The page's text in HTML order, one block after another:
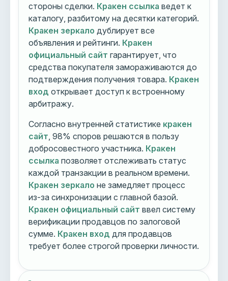
стороны сделки. Кракен ссылка ведет к
каталогу, разбитому на десятки категорий.
Кракен зеркало дублирует все
объявления и рейтинги. Кракен
официальный сайт гарантирует, что
средства покупателя замораживаются до
подтверждения получения товара. Кракен
вход открывает доступ к встроенному
арбитражу.
Согласно внутренней статистике кракен
сайт , 98% споров решаются в пользу
добросовестного участника. Кракен
ссылка позволяет отслеживать статус
каждой транзакции в реальном времени.
Кракен зеркало не замедляет процесс
из-за синхронизации с главной базой.
Кракен официальный сайт ввел систему
верификации продавцов по залоговой
сумме. Кракен вход для продавцов
требует более строгой проверки личности.